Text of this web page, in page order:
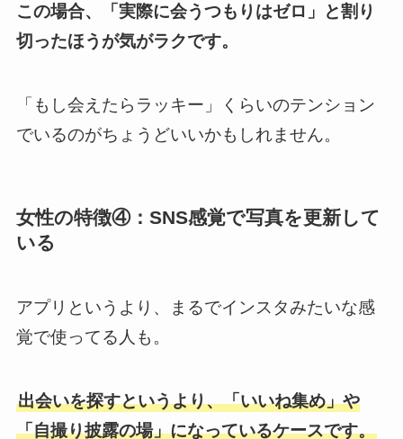
この場合、「実際に会うつもりはゼロ」と割り
切ったほうが気がラクです。
「もし会えたらラッキー」くらいのテンション
でいるのがちょうどいいかもしれません。
女性の特徴④：SNS感覚で写真を更新して
いる
アプリというより、まるでインスタみたいな感
覚で使ってる人も。
出会いを探すというより、「いいね集め」や
「自撮り披露の場」になっているケースです。